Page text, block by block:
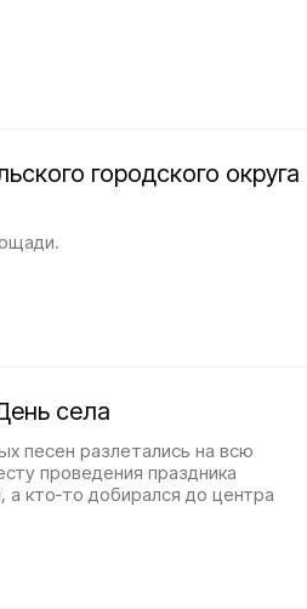
городского округа
села
песен разлетались на всю
проведения праздника
кто‑то добирался до центра